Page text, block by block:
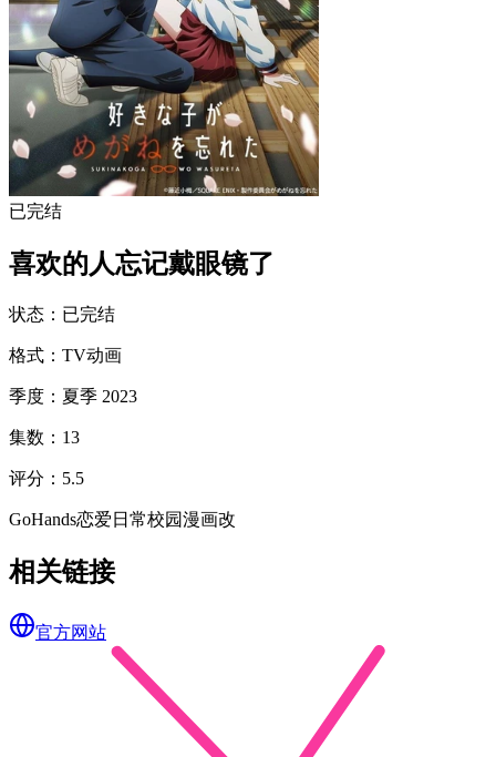
已完结
喜欢的人忘记戴眼镜了
状态 ： 已完结
格式 ： TV动画
季度 ： 夏季 2023
集数 ： 13
评分 ： 5.5
GoHands恋爱 日常校园漫画改
相关链接
官方网站